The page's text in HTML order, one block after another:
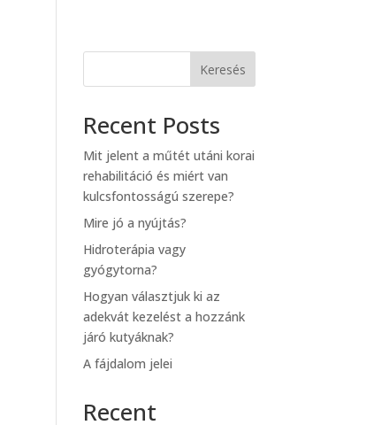
Keresés
Recent Posts
Mit jelent a műtét utáni korai
rehabilitáció és miért van
kulcsfontosságú szerepe?
Mire jó a nyújtás?
Hidroterápia vagy
gyógytorna?
Hogyan választjuk ki az
adekvát kezelést a hozzánk
járó kutyáknak?
A fájdalom jelei
Recent